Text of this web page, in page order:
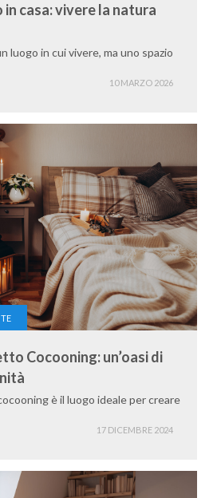
casa: vivere la natura
luogo in cui vivere, ma uno spazio
10 MARZO 2026
Cocooning: un’oasi di
è il luogo ideale per creare
17 DICEMBRE 2024